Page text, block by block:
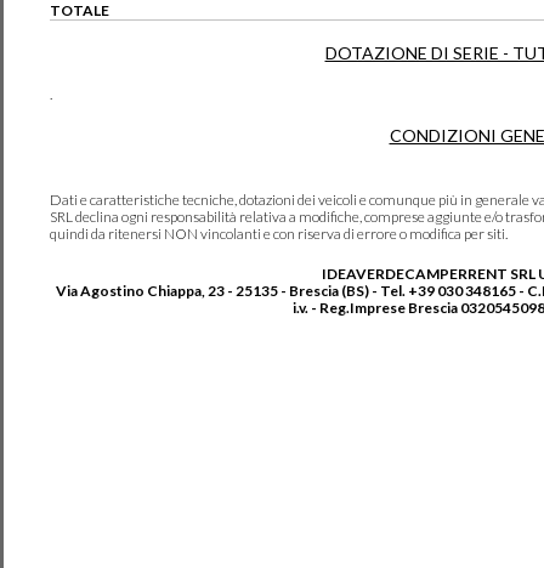
TOTALE
DOTAZIONE DI SERIE -
.
CONDIZIONI
Dati e caratteristiche tecniche, dotazioni dei veicoli e comunque più in generale
SRL declina ogni responsabilità relativa a modifiche, comprese aggiunte e/o
quindi da ritenersi NON vincolanti e con riserva di errore o modifica per siti.
IDEAVERDECAMPERRENT SRL
Via Agostino Chiappa, 23 - 25135 - Brescia (BS) - Tel. +39 030 348165 -
i.v. - Reg.Imprese Brescia